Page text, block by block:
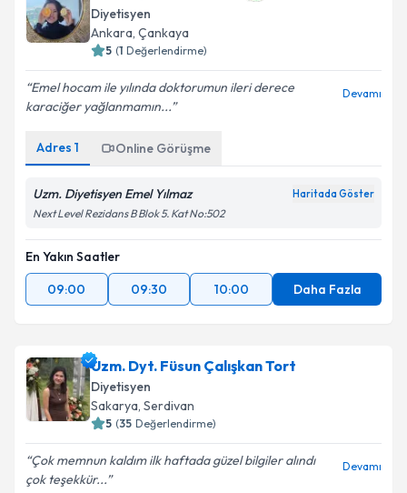
Diyetisyen
Ankara, Çankaya
5 (1 Değerlendirme)
Emel hocam ile yılında doktorumun ileri derece
karaciğer yağlanmamın...
Devamı
Adres 1 Online Görüşme
Uzm. Diyetisyen Emel Yılmaz Haritada Göster
Next Level Rezidans B Blok 5. Kat No:502
En Yakın Saatler
09:00
09:30 10:00 Daha Fazla
Uzm. Dyt. Füsun Çalışkan Tort
Diyetisyen
Sakarya, Serdivan
5 (35 Değerlendirme)
Çok memnun kaldım ilk haftada güzel bilgiler alındı
çok teşekkür...
Devamı